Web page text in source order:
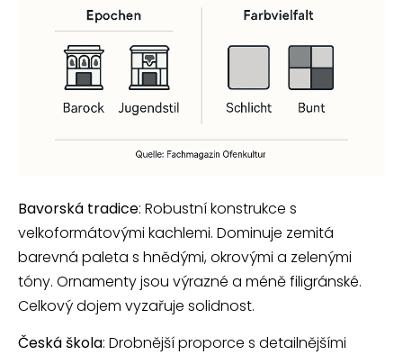
Bavorská tradice: Robustní konstrukce s
velkoformátovými kachlemi. Dominuje zemitá
barevná paleta s hnědými, okrovými a zelenými
tóny. Ornamenty jsou výrazné a méně filigránské.
Celkový dojem vyzařuje solidnost.
Česká škola: Drobnější proporce s detailnějšími